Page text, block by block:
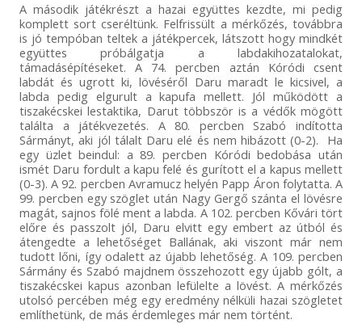
A második játékrészt a hazai együttes kezdte, mi pedig
komplett sort cseréltünk. Felfrissült a mérkőzés, továbbra
is jó tempóban teltek a játékpercek, látszott hogy mindkét
együttes próbálgatja a labdakihozatalokat,
támadásépítéseket. A 74. percben aztán Kóródi csent
labdát és ugrott ki, lövéséről Daru maradt le kicsivel, a
labda pedig elgurult a kapufa mellett. Jól működött a
tiszakécskei lestaktika, Darut többször is a védők mögött
találta a játékvezetés. A 80. percben Szabó indította
Sármányt, aki jól tálalt Daru elé és nem hibázott (0-2). Ha
egy üzlet beindul: a 89. percben Kóródi bedobása után
ismét Daru fordult a kapu felé és gurított el a kapus mellett
(0-3). A 92. percben Avramucz helyén Papp Áron folytatta. A
99. percben egy szöglet után Nagy Gergő szánta el lövésre
magát, sajnos fölé ment a labda. A 102. percben Kővári tört
előre és passzolt jól, Daru elvitt egy embert az útból és
átengedte a lehetőséget Ballának, aki viszont már nem
tudott lőni, így odalett az újabb lehetőség. A 109. percben
Sármány és Szabó majdnem összehozott egy újabb gólt, a
tiszakécskei kapus azonban lefülelte a lövést. A mérkőzés
utolsó percében még egy eredmény nélküli hazai szögletet
említhetünk, de más érdemleges már nem történt.